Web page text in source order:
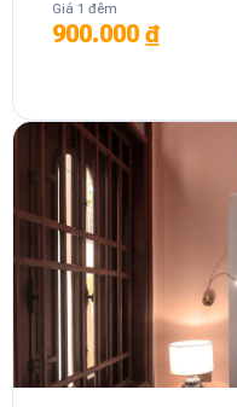
Giá 1 đêm
900.000 ₫